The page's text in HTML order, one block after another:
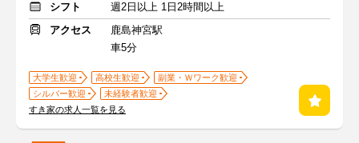
シフト
週2日以上 1日2時間以上
アクセス
鹿島神宮駅
車5分
大学生歓迎 高校生歓迎
副業・Ｗワーク歓迎
シルバー歓迎
未経験者歓迎
すき家の求人一覧を見る